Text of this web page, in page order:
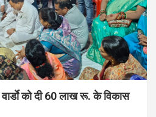
को दी 60 लाख रू. के विकास